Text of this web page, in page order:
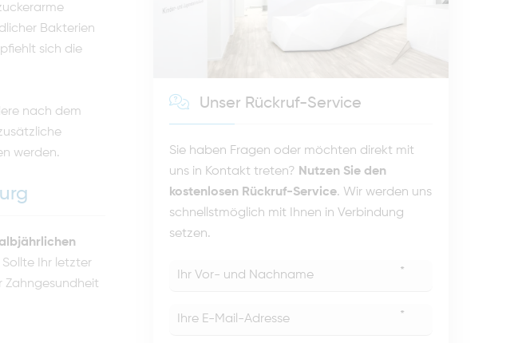
Bakterien
sich die
nach dem
werden.
Ihr letzter
Zahngesundheit
Unser Rückruf-Service
Sie haben Fragen oder möchten direkt mit
uns in Kontakt treten? Nutzen Sie den
kostenlosen Rückruf-Service. Wir werden uns
schnellstmöglich mit Ihnen in Verbindung
setzen.
*
*